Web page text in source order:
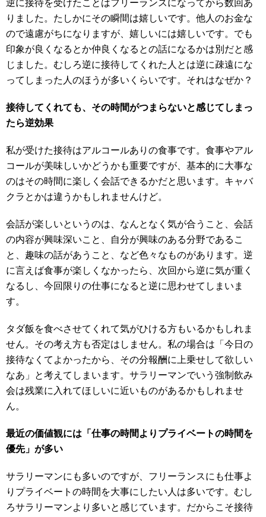
逆に接待を受けたことはフリーランスになってから数回あ
りました。たしかにその瞬間は嬉しいです。他人のお金な
ので遠慮がちになりますが、嬉しいには嬉しいです。でも
印象が良くなるとか仲良くなるとの話になるかは別だと感
じました。むしろ逆に接待してくれた人とは逆に疎遠にな
ってしまった人のほうが多いくらいです。それはなぜか？
接待してくれても、その時間がつまらないと感じてしまっ
たら逆効果
私が受けた接待はアルコールありの食事です。食事やアル
コールが美味しいかどうかも重要ですが、基本的に大事な
のはその時間に楽しく会話できるかだと思います。キャバ
クラとかは違うかもしれませんけど。
会話が楽しいというのは、なんとなく気が合うこと、会話
の内容が興味深いこと、自分が興味のある分野であるこ
と、趣味の話があうこと、など色々なものがあります。逆
に言えば食事が楽しくなかったら、次回から逆に気が重く
なるし、今回限りの仕事になると逆に思わせてしまいま
す。
タダ飯を食べさせてくれて気がひける方もいるかもしれま
せん。その考え方も否定はしません。私の場合は「今日の
接待なくてよかったから、その分報酬に上乗せして欲しい
なあ」と考えてしまいます。サラリーマンでいう強制飲み
会は残業に入れてほしいに近いものがあるかもしれませ
ん。
最近の価値観には「仕事の時間よりプライベートの時間を
優先」が多い
サラリーマンにも多いのですが、フリーランスにも仕事よ
りプライベートの時間を大事にしたい人は多いです。むし
ろサラリーマンより多いと感じています。だからこそ接待